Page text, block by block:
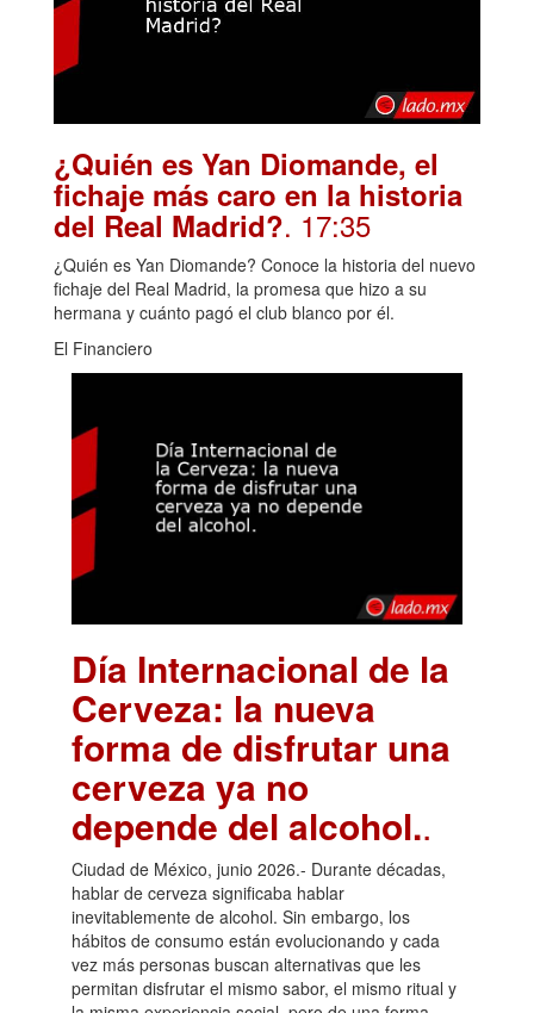
¿Quién es Yan Diomande, el
fichaje más caro en la historia
del Real Madrid?. 17:35
¿Quién es Yan Diomande? Conoce la historia del nuevo
fichaje del Real Madrid, la promesa que hizo a su
hermana y cuánto pagó el club blanco por él.
El Financiero
Día Internacional de la
Cerveza: la nueva
forma de disfrutar una
cerveza ya no
depende del alcohol..
Ciudad de México, junio 2026.- Durante décadas,
hablar de cerveza significaba hablar
inevitablemente de alcohol. Sin embargo, los
hábitos de consumo están evolucionando y cada
vez más personas buscan alternativas que les
permitan disfrutar el mismo sabor, el mismo ritual y